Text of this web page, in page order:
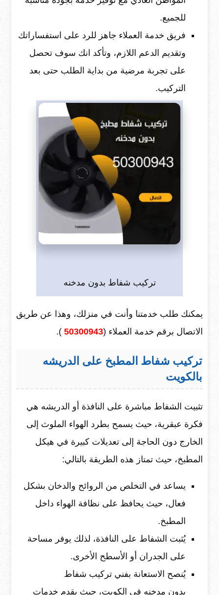
للجميع.
فريق خدمة العملاء جاهز للرد على استفساراتك
وتقديم الدعم اللازم، وتأكد انك سوف تحصل
على تجربة مرضية من بداية الطلب حتى بعد
التركيب.
تركيب شفاط بدون مدخنه
يمكنك طلب خدمتنا وأنت في منزلك، وهذا عن طريق
الاتصال برقم خدمة العملاء (50300943
).
تركيب شفاط المطبخ على الدريشه
بالكويت
تثبيت الشفاط مباشرة على النافذة أو الدريشه هي
فكرة عبقرية، حيث يسمح بطرد الهواء الملوث إلى
الخارج دون الحاجة إلى تعديلات كبيرة في هيكل
المطبخ، حيث تمتاز هذه الطريقة بالتالي:
يساعد في التخلص من الروائح والدخان بشكل
فعال، حيث يحافظ على نظافة الهواء داخل
المطبخ.
يُثبت الشفاط على النافذة، لذلك يوفر مساحة
على الجدران أو الأسطح الأخرى.
يُنصح الاستعانة بفني تركيب شفاط
بدون مدخنه في الكويت، حيث يقدم خدمات